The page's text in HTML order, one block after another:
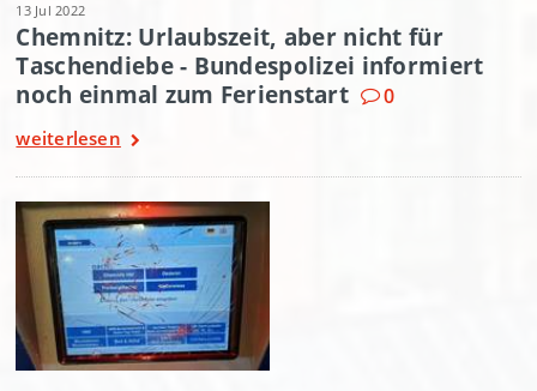
13 Jul 2022
Chemnitz: Urlaubszeit, aber nicht für
Taschendiebe - Bundespolizei informiert
noch einmal zum Ferienstart
0
weiterlesen